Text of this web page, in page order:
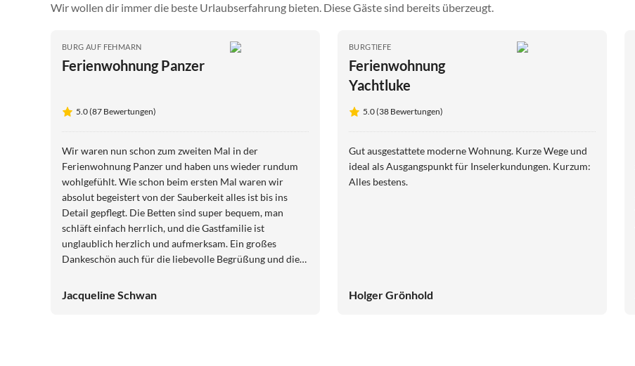
Wir wollen dir immer die beste Urlaubserfahrung bieten. Diese Gäste sind bereits überzeugt.
BURG AUF FEHMARN
Ferienwohnung Panzer
5.0 (87 Bewertungen)
Wir waren nun schon zum zweiten Mal in der
Ferienwohnung Panzer und haben uns wieder rundum
wohlgefühlt. Wie schon beim ersten Mal waren wir
absolut begeistert von der Sauberkeit alles ist bis ins
Detail gepflegt. Die Betten sind super bequem, man
schläft einfach herrlich, und die Gastfamilie ist
unglaublich herzlich und aufmerksam. Ein großes
Dankeschön auch für die liebevolle Begrüßung und die
Schmunzeln gebracht haben. Wir freuen uns schon auf
ein Wiedersehen.
Jacqueline Schwan
BURGTIEFE
Ferienwohnung
Yachtluke
5.0 (38 Bewertungen)
Gut ausgestattete moderne Wohnung. Kurze Wege und
ideal als Ausgangspunkt für Inselerkundungen. Kurzum:
Alles bestens.
Holger Grönhold